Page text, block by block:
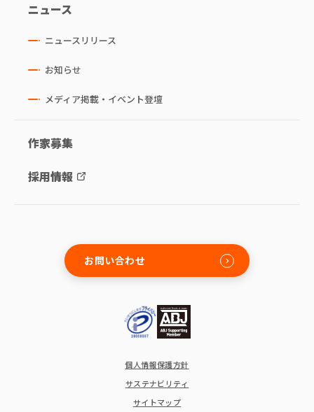
ニュース
ニュースリリース
お知らせ
メディア掲載・イベント登壇
作家募集
採用情報
お問い合わせ
個人情報保護方針
サステナビリティ
サイトマップ